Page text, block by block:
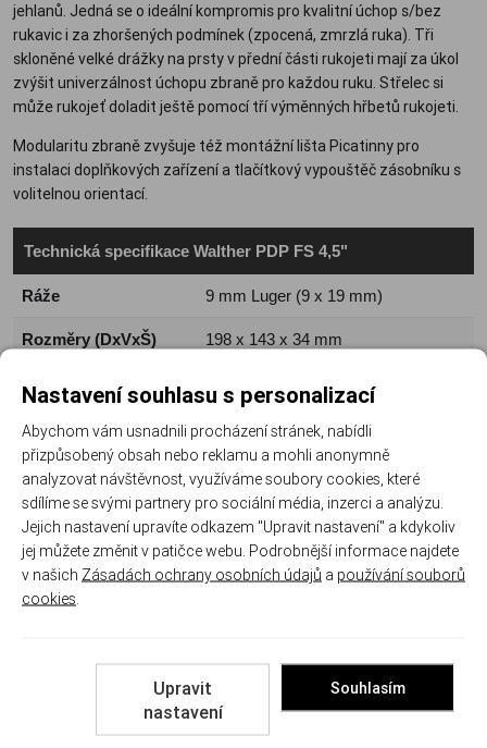
jehlanů. Jedná se o ideální kompromis pro kvalitní úchop s/bez
rukavic i za zhoršených podmínek (zpocená, zmrzlá ruka). Tři
skloněné velké drážky na prsty v přední části rukojeti mají za úkol
zvýšit univerzálnost úchopu zbraně pro každou ruku. Střelec si
může rukojeť doladit ještě pomocí tří výměnných hřbetů rukojeti.
Modularitu zbraně zvyšuje též montážní lišta Picatinny pro
instalaci doplňkových zařízení a tlačítkový vypouštěč zásobníku s
volitelnou orientací.
Technická specifikace Walther PDP FS 4,5"
Ráže 9 mm Luger (9 x 19 mm)
Rozměry (DxVxŠ) 198 x 143 x 34 mm
Hlaveň 4,5" / 115 mm (polygonní vývrt)
Hmotnost vč.
zásobníku
715 g
Kapacita zásobníku 18 nábojů
Odpor spouště 25 N / reset 7 mm
Mířidla Polymerová, stavitelné hledí
Plastový kufřík, pistole, 2x zásobník (18 nábojů),
výměnný hřbet S a L, nabíjecí pomůcka, torx klíč, šroubovák
korekce hledí, originální návod, český návod.
Nastavení souhlasu s personalizací
Abychom vám usnadnili procházení stránek, nabídli
přizpůsobený obsah nebo reklamu a mohli anonymně
analyzovat návštěvnost, využíváme soubory cookies, které
sdílíme se svými partnery pro sociální média, inzerci a analýzu.
Jejich nastavení upravíte odkazem "Upravit nastavení" a kdykoliv
jej můžete změnit v patičce webu. Podrobnější informace najdete
v našich Zásadách ochrany osobních údajů a používání souborů
cookies
Upravit
nastavení
Souhlasím